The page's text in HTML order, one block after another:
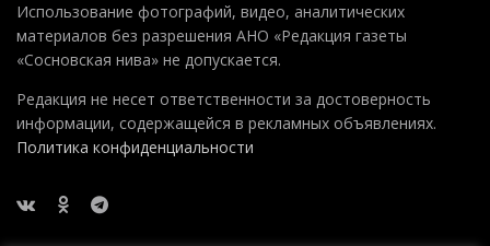
Использование фотографий, видео, аналитических
материалов без разрешения АНО «Редакция газеты
«Сосновская нива» не допускается.
Редакция не несет ответственности за достоверность
информации, содержащейся в рекламных объявлениях.
Политика конфиденциальности